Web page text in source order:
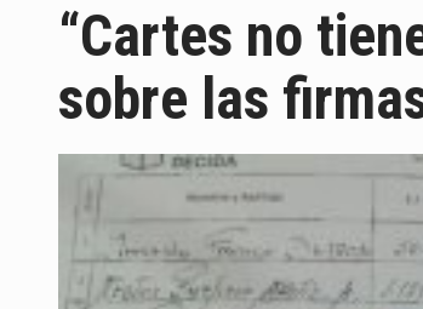
“Cartes no
sobre las